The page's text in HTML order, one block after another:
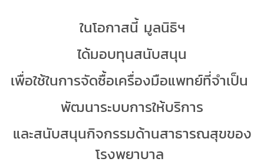
ในโอกาสนี้ มูลนิธิฯ
ได้มอบทุนสนับสนุน
เพื่อใช้ในการจัดซื้อเครื่องมือแพทย์ที่จำเป็น
พัฒนาระบบการให้บริการ
และสนับสนุนกิจกรรมด้านสาธารณสุขของ
โรงพยาบาล